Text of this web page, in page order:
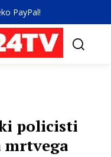
PayPal!
policisti
mrtvega